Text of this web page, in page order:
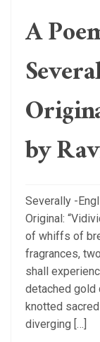
A
by
Severally -
Original:
of whiffs of
fragrances,
shall
detached gold
knotted
diverging […]